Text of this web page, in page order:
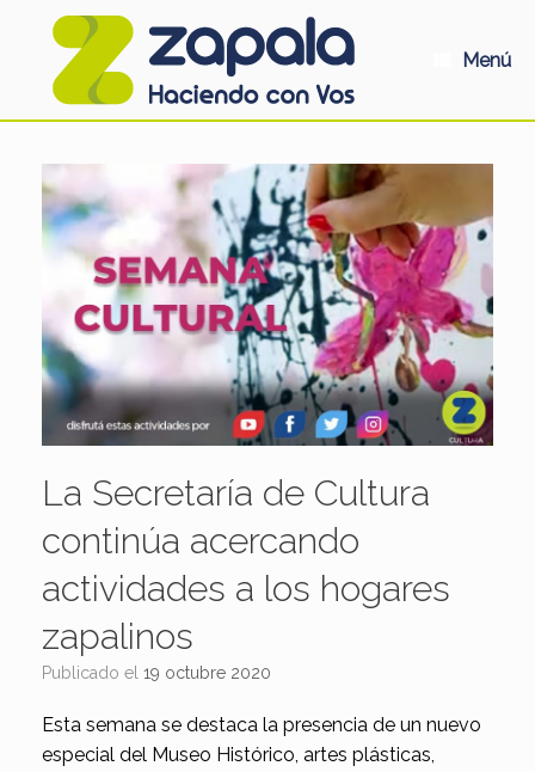
Menú
La Secretaría de Cultura
continúa acercando
actividades a los hogares
zapalinos
Publicado el 19 octubre 2020
Esta semana se destaca la presencia de un nuevo
especial del Museo Histórico, artes plásticas,